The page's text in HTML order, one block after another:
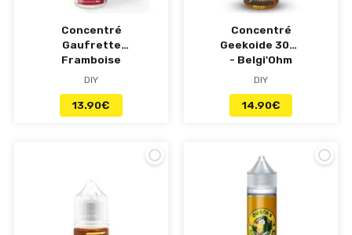
Concentré
Gaufrette
Framboise
30ml - Le Coq
DIY
13.90€
Concentré
Geekoide 30ml
- Belgi'Ohm
DIY
14.90€